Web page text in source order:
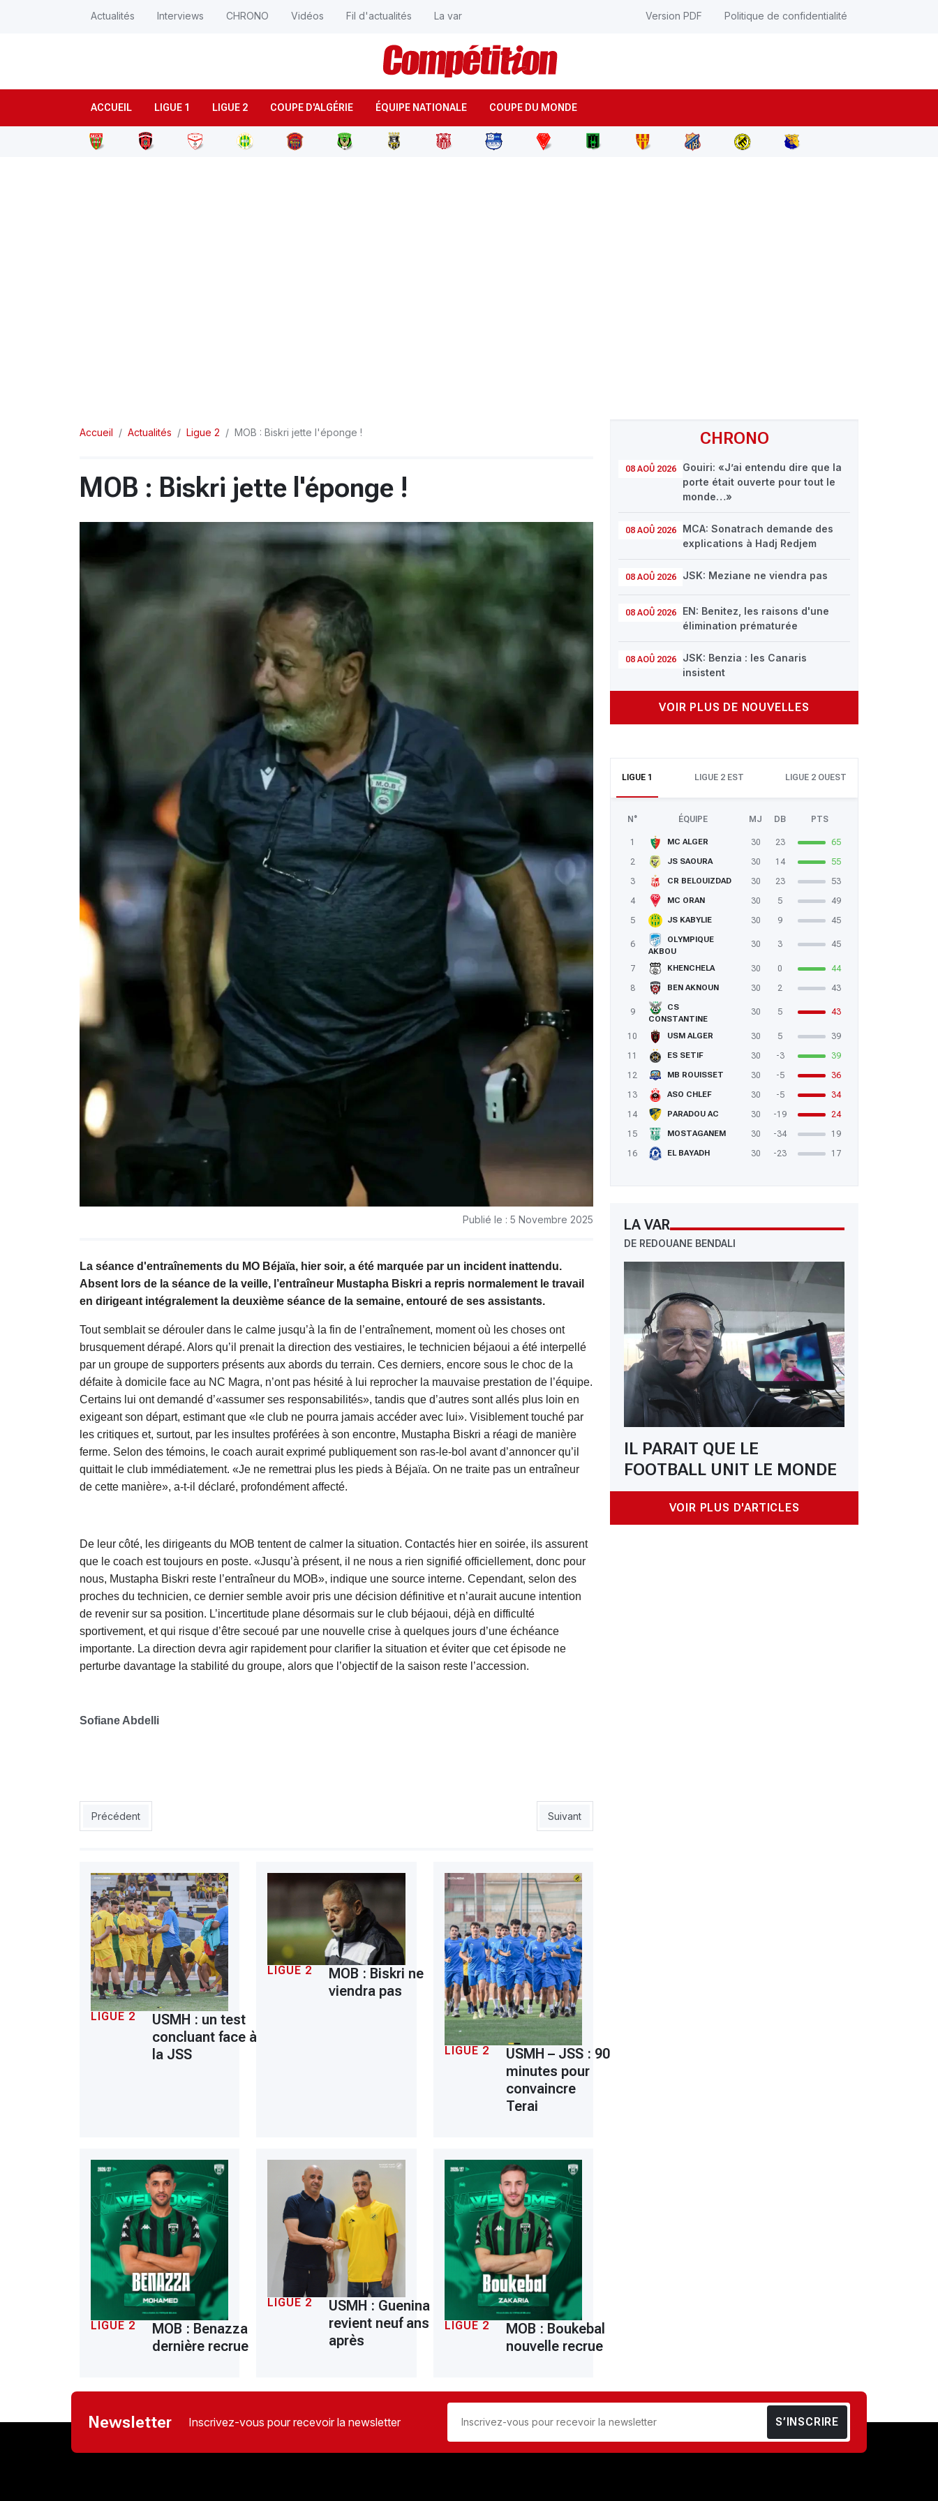
ACCUEIL LIGUE 1 LIGUE 2 COUPE D'ALGÉRIE ÉQUIPE NATIONALE COUPE DU MONDE
Actualités Interviews CHRONO Vidéos Fil d'actualités La var Version PDF Politique de confidentialité
CHRONO
08 AOÛ 2026
Gouiri: «J’ai entendu dire que la
porte était ouverte pour tout le
monde…»
08 AOÛ 2026
MCA: Sonatrach demande des
explications à Hadj Redjem
08 AOÛ 2026 JSK: Meziane ne viendra pas
08 AOÛ 2026
EN: Benitez, les raisons d'une
élimination prématurée
08 AOÛ 2026
JSK: Benzia : les Canaris
insistent
VOIR PLUS DE NOUVELLES
LIGUE 1 LIGUE 2 EST LIGUE 2 OUEST
N° ÉQUIPE MJ DB PTS
1 MC ALGER 30 23
65
2
JS SAOURA 30 14
55
3
CR BELOUIZDAD 30 23
53
4
MC ORAN 30 5
49
5
JS KABYLIE 30 9 45
6
OLYMPIQUE
AKBOU
30 3 45
7 KHENCHELA 30 0
44
8
BEN AKNOUN 30 2 43
9
CS
CONSTANTINE
30 5 43
10 USM ALGER 30 5
39
11
ES SETIF 30 -3
39
12
MB ROUISSET 30 -5
36
13
ASO CHLEF 30 -5
34
14
PARADOU AC 30 -19
24
15
MOSTAGANEM 30 -34
19
16
EL BAYADH 30 -23 17
LA VAR
DE REDOUANE BENDALI
IL PARAIT QUE LE
FOOTBALL UNIT LE MONDE
VOIR PLUS D'ARTICLES
Accueil Actualités Ligue 2 MOB : Biskri jette l'éponge !
MOB : Biskri jette l'éponge !
Publié le : 5 Novembre 2025
La séance d'entraînements du MO Béjaïa, hier soir, a été marquée par un incident inattendu.
Absent lors de la séance de la veille, l’entraîneur Mustapha Biskri a repris normalement le travail
en dirigeant intégralement la deuxième séance de la semaine, entouré de ses assistants.
Tout semblait se dérouler dans le calme jusqu’à la fin de l’entraînement, moment où les choses ont
brusquement dérapé. Alors qu’il prenait la direction des vestiaires, le technicien béjaoui a été interpellé
par un groupe de supporters présents aux abords du terrain. Ces derniers, encore sous le choc de la
défaite à domicile face au NC Magra, n’ont pas hésité à lui reprocher la mauvaise prestation de l’équipe.
Certains lui ont demandé d’«assumer ses responsabilités», tandis que d’autres sont allés plus loin en
exigeant son départ, estimant que «le club ne pourra jamais accéder avec lui». Visiblement touché par
les critiques et, surtout, par les insultes proférées à son encontre, Mustapha Biskri a réagi de manière
ferme. Selon des témoins, le coach aurait exprimé publiquement son ras-le-bol avant d’annoncer qu’il
quittait le club immédiatement. «Je ne remettrai plus les pieds à Béjaïa. On ne traite pas un entraîneur
de cette manière», a-t-il déclaré, profondément affecté.
De leur côté, les dirigeants du MOB tentent de calmer la situation. Contactés hier en soirée, ils assurent
que le coach est toujours en poste. «Jusqu’à présent, il ne nous a rien signifié officiellement, donc pour
nous, Mustapha Biskri reste l’entraîneur du MOB», indique une source interne. Cependant, selon des
proches du technicien, ce dernier semble avoir pris une décision définitive et n’aurait aucune intention
de revenir sur sa position. L’incertitude plane désormais sur le club béjaoui, déjà en difficulté
sportivement, et qui risque d’être secoué par une nouvelle crise à quelques jours d’une échéance
importante. La direction devra agir rapidement pour clarifier la situation et éviter que cet épisode ne
perturbe davantage la stabilité du groupe, alors que l’objectif de la saison reste l’accession.
Sofiane Abdelli
Article précédent : NAHD - WAM : le Nasria vise le podium
Précédent Article suivant : USMH : Lafri motive ses joueurs avant Tiaret
Suivant
LIGUE 2
USMH : un test
concluant face à
la JSS
LIGUE 2
MOB : Biskri ne
viendra pas
LIGUE 2
USMH – JSS : 90
minutes pour
convaincre
Terai
LIGUE 2
MOB : Benazza
dernière recrue
LIGUE 2
USMH : Guenina
revient neuf ans
après
LIGUE 2
MOB : Boukebal
nouvelle recrue
Newsletter Inscrivez-vous pour recevoir la newsletter S’INSCRIRE